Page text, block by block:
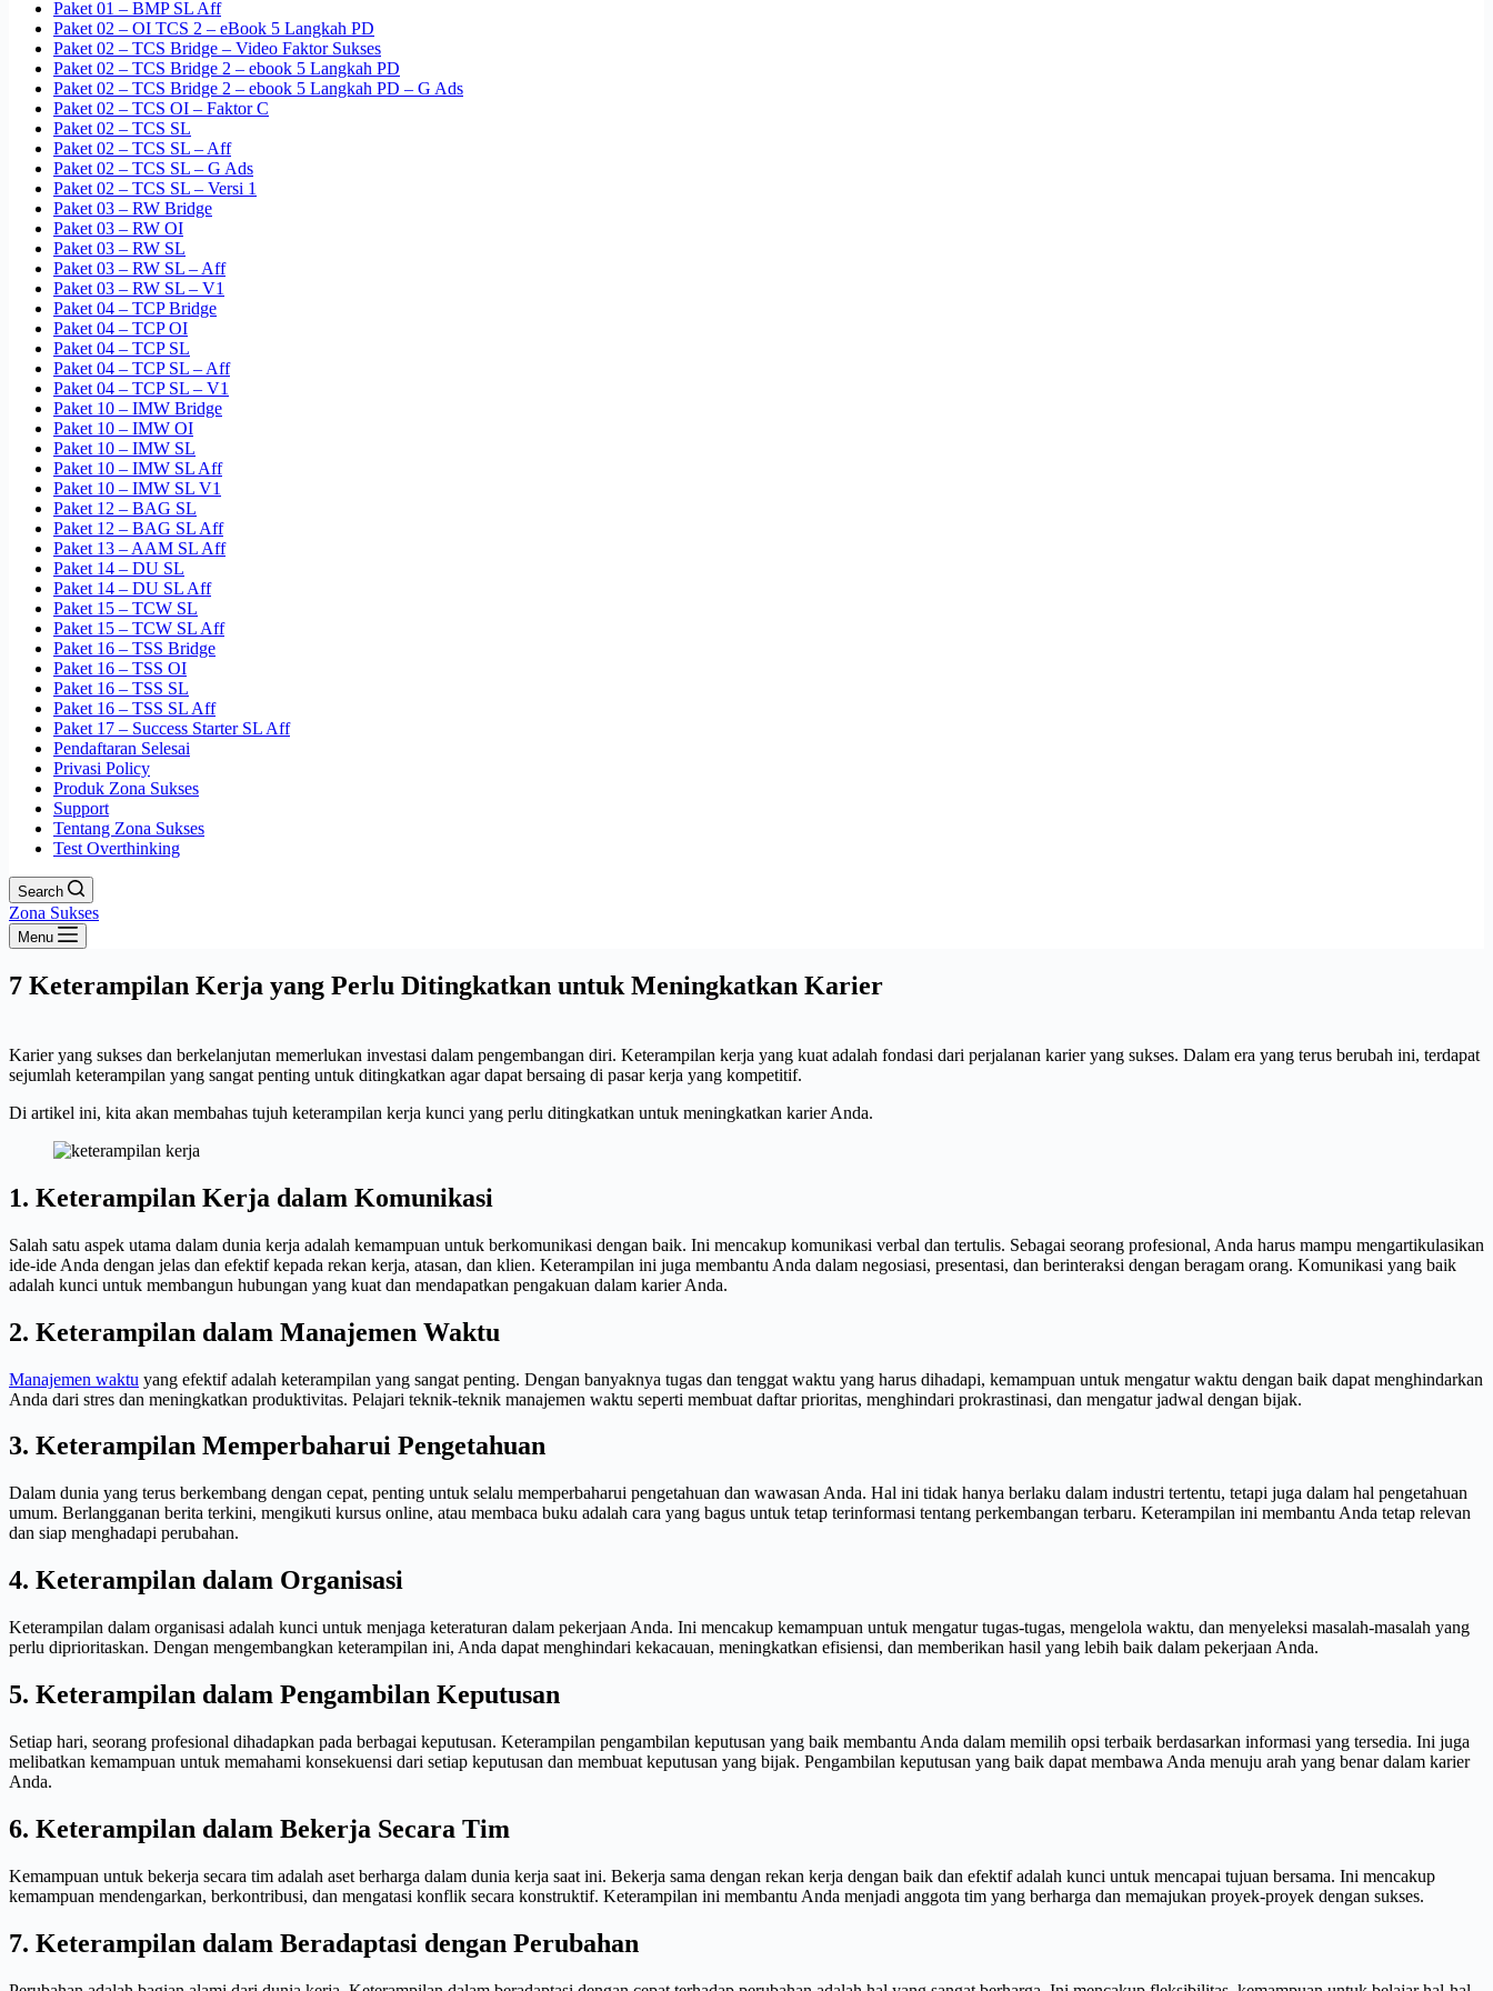
Paket 01 – BMP SL Aff
Paket 02 – OI TCS 2 – eBook 5 Langkah PD
Paket 02 – TCS Bridge – Video Faktor Sukses
Paket 02 – TCS Bridge 2 – ebook 5 Langkah PD
Paket 02 – TCS Bridge 2 – ebook 5 Langkah PD – G Ads
Paket 02 – TCS OI – Faktor C
Paket 02 – TCS SL
Paket 02 – TCS SL – Aff
Paket 02 – TCS SL – G Ads
Paket 02 – TCS SL – Versi 1
Paket 03 – RW Bridge
Paket 03 – RW OI
Paket 03 – RW SL
Paket 03 – RW SL – Aff
Paket 03 – RW SL – V1
Paket 04 – TCP Bridge
Paket 04 – TCP OI
Paket 04 – TCP SL
Paket 04 – TCP SL – Aff
Paket 04 – TCP SL – V1
Paket 10 – IMW Bridge
Paket 10 – IMW OI
Paket 10 – IMW SL
Paket 10 – IMW SL Aff
Paket 10 – IMW SL V1
Paket 12 – BAG SL
Paket 12 – BAG SL Aff
Paket 13 – AAM SL Aff
Paket 14 – DU SL
Paket 14 – DU SL Aff
Paket 15 – TCW SL
Paket 15 – TCW SL Aff
Paket 16 – TSS Bridge
Paket 16 – TSS OI
Paket 16 – TSS SL
Paket 16 – TSS SL Aff
Paket 17 – Success Starter SL Aff
Pendaftaran Selesai
Privasi Policy
Produk Zona Sukses
Support
Tentang Zona Sukses
Test Overthinking
Search
Zona Sukses
Menu
7 Keterampilan Kerja yang Perlu Ditingkatkan untuk Meningkatkan Karier
Karier yang sukses dan berkelanjutan memerlukan investasi dalam pengembangan diri. Keterampilan kerja yang kuat adalah fondasi dari perjalanan karier yang sukses. Dalam era yang terus berubah ini, terdapat
sejumlah keterampilan yang sangat penting untuk ditingkatkan agar dapat bersaing di pasar kerja yang kompetitif.
Di artikel ini, kita akan membahas tujuh keterampilan kerja kunci yang perlu ditingkatkan untuk meningkatkan karier Anda.
1. Keterampilan Kerja dalam Komunikasi
Salah satu aspek utama dalam dunia kerja adalah kemampuan untuk berkomunikasi dengan baik. Ini mencakup komunikasi verbal dan tertulis. Sebagai seorang profesional, Anda harus mampu mengartikulasikan
ide-ide Anda dengan jelas dan efektif kepada rekan kerja, atasan, dan klien. Keterampilan ini juga membantu Anda dalam negosiasi, presentasi, dan berinteraksi dengan beragam orang. Komunikasi yang baik
adalah kunci untuk membangun hubungan yang kuat dan mendapatkan pengakuan dalam karier Anda.
2. Keterampilan dalam Manajemen Waktu
Manajemen waktu yang efektif adalah keterampilan yang sangat penting. Dengan banyaknya tugas dan tenggat waktu yang harus dihadapi, kemampuan untuk mengatur waktu dengan baik dapat menghindarkan
Anda dari stres dan meningkatkan produktivitas. Pelajari teknik-teknik manajemen waktu seperti membuat daftar prioritas, menghindari prokrastinasi, dan mengatur jadwal dengan bijak.
3. Keterampilan Memperbaharui Pengetahuan
Dalam dunia yang terus berkembang dengan cepat, penting untuk selalu memperbaharui pengetahuan dan wawasan Anda. Hal ini tidak hanya berlaku dalam industri tertentu, tetapi juga dalam hal pengetahuan
umum. Berlangganan berita terkini, mengikuti kursus online, atau membaca buku adalah cara yang bagus untuk tetap terinformasi tentang perkembangan terbaru. Keterampilan ini membantu Anda tetap relevan
dan siap menghadapi perubahan.
4. Keterampilan dalam Organisasi
Keterampilan dalam organisasi adalah kunci untuk menjaga keteraturan dalam pekerjaan Anda. Ini mencakup kemampuan untuk mengatur tugas-tugas, mengelola waktu, dan menyeleksi masalah-masalah yang
perlu diprioritaskan. Dengan mengembangkan keterampilan ini, Anda dapat menghindari kekacauan, meningkatkan efisiensi, dan memberikan hasil yang lebih baik dalam pekerjaan Anda.
5. Keterampilan dalam Pengambilan Keputusan
Setiap hari, seorang profesional dihadapkan pada berbagai keputusan. Keterampilan pengambilan keputusan yang baik membantu Anda dalam memilih opsi terbaik berdasarkan informasi yang tersedia. Ini juga
melibatkan kemampuan untuk memahami konsekuensi dari setiap keputusan dan membuat keputusan yang bijak. Pengambilan keputusan yang baik dapat membawa Anda menuju arah yang benar dalam karier
Anda.
6. Keterampilan dalam Bekerja Secara Tim
Kemampuan untuk bekerja secara tim adalah aset berharga dalam dunia kerja saat ini. Bekerja sama dengan rekan kerja dengan baik dan efektif adalah kunci untuk mencapai tujuan bersama. Ini mencakup
kemampuan mendengarkan, berkontribusi, dan mengatasi konflik secara konstruktif. Keterampilan ini membantu Anda menjadi anggota tim yang berharga dan memajukan proyek-proyek dengan sukses.
7. Keterampilan dalam Beradaptasi dengan Perubahan